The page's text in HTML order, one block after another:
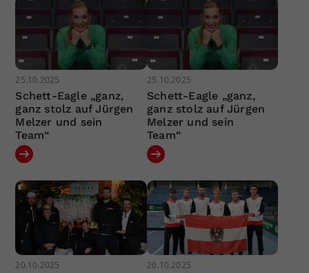
25.10.2025
Schett-Eagle „ganz,
ganz stolz auf Jürgen
Melzer und sein
Team“
25.10.2025
Schett-Eagle „ganz,
ganz stolz auf Jürgen
Melzer und sein
Team“
20.10.2025 20.10.2025